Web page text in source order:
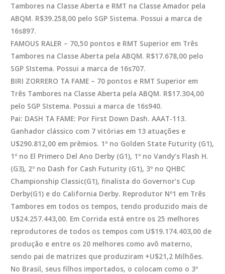
Tambores na Classe Aberta e RMT na Classe Amador pela
ABQM. R$39.258,00 pelo SGP Sistema. Possui a marca de
16s897.
FAMOUS RALER – 70,50 pontos e RMT Superior em Três
Tambores na Classe Aberta pela ABQM. R$17.678,00 pelo
SGP SIstema. Possui a marca de 16s707.
BIRI ZORRERO TA FAME – 70 pontos e RMT Superior em
Três Tambores na Classe Aberta pela ABQM. R$17.304,00
pelo SGP SIstema. Possui a marca de 16s940.
Pai: DASH TA FAME: Por First Down Dash. AAAT-113.
Ganhador clássico com 7 vitórias em 13 atuações e
U$290.812,00 em prêmios. 1º no Golden State Futurity (G1),
1º no El Primero Del Ano Derby (G1), 1º no Vandy’s Flash H.
(G3), 2º no Dash for Cash Futurity (G1), 3º no QHBC
Championship Classic(G1), finalista do Governor’s Cup
Derby(G1) e do California Derby. Reprodutor Nº1 em Três
Tambores em todos os tempos, tendo produzido mais de
U$24.257.443,00. Em Corrida está entre os 25 melhores
reprodutores de todos os tempos com U$19.174.403,00 de
produção e entre os 20 melhores como avô materno,
sendo pai de matrizes que produziram +U$21,2 Milhões.
No Brasil, seus filhos importados, o colocam como o 3º